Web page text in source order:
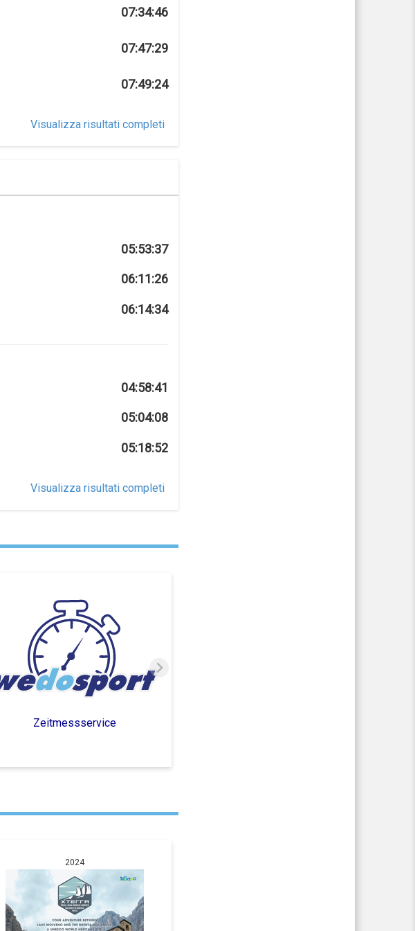
07:34:46
07:47:29
07:49:24
Visualizza risultati completi
05:53:37
06:11:26
06:14:34
04:58:41
05:04:08
05:18:52
Visualizza risultati completi
Zeitmessservice
2024